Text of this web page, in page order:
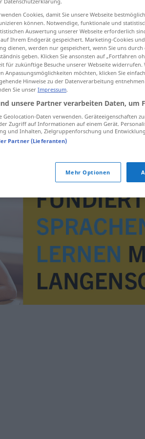
antippen)
wrang
wrang
Cookies, damit Sie unsere Webseite
können. Notwendige, funktionale und
Auswertung unserer Webseite erforderlich
Ihrem Endgerät gespeichert. Marketing-Cookies
dienen, werden nur gespeichert, wenn Sie uns
geben. Klicken Sie ansonsten auf „Fortfahren
für zukünftige Besuche unserer Webseite
Anpassungsmöglichkeiten möchten, klicken Sie
Hinweise zu der Datenverarbeitung
Sie unser Impressum.
unsere Partner verarbeiten Daten, um
Geolocation-Daten verwenden. Geräteeigenschaften
Zugriff auf Informationen auf einem Gerät.
und Inhalten, Zielgruppenforschung und
Partner (Lieferanten)
Mehr Optionen